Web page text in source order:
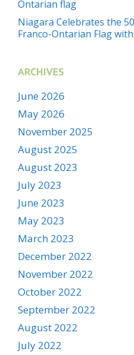
Ontarian flag
Niagara Celebrates the
Franco-Ontarian Flag
ARCHIVES
June 2026
May 2026
November 2025
August 2025
August 2023
July 2023
June 2023
May 2023
March 2023
December 2022
November 2022
October 2022
September 2022
August 2022
July 2022